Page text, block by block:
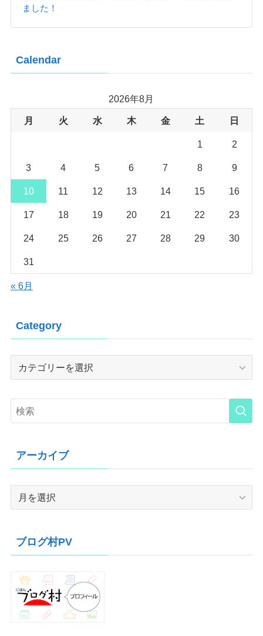
ました！
Calendar
2026年8月
月 火 水 木 金 土 日
1 2
3 4 5 6 7 8 9
10 11 12 13 14 15 16
17 18 19 20 21 22 23
24 25 26 27 28 29 30
31
« 6月
Category
Category
アーカイブ
ブ
ブログ村PV